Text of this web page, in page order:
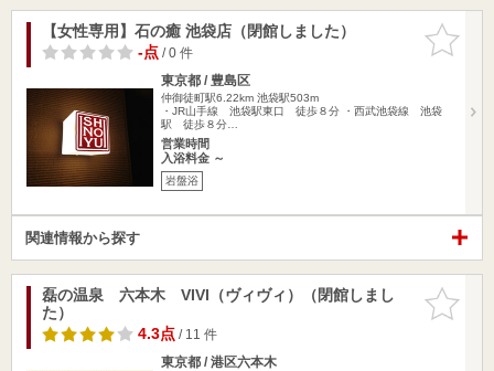
お気に入
りに追加
【女性専用】石の癒 池袋店（閉館しました）
-点/ 0 件
東京都 / 豊島区
仲御徒町駅6.22km 池袋駅503m
・JR山手線 池袋駅東口 徒歩８分 ・西武池袋線 池袋
駅 徒歩８分…
営業時間
入浴料金 ～
岩盤浴
関連情報から探す
お気に入
りに追加
磊の温泉 六本木 VIVI（ヴィヴィ）（閉館しまし
た）
4.3点/ 11 件
東京都 / 港区六本木